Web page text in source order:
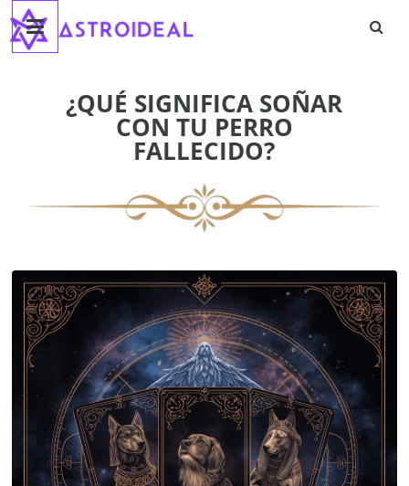
Saltar
contenido
Astroideal
¿QUÉ SIGNIFICA SOÑAR
CON TU PERRO
FALLECIDO?